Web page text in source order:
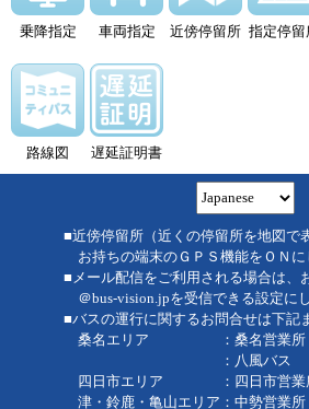
乗降指定 車両指定 近傍停留所 指定停留
路線図 遅延証明書
■近傍停留所（近くの停留所を地図で
お持ちの端末のＧＰＳ機能をＯＮに
■メール配信をご利用される場合は、
＠bus-vision.jpを受信できる設定にし
■バスの運行に関するお問合せは下記
桑名エリア ：桑名営業所
：八風バス
四日市エリア ：四日市営業
津・鈴鹿・亀山エリア：中勢営業